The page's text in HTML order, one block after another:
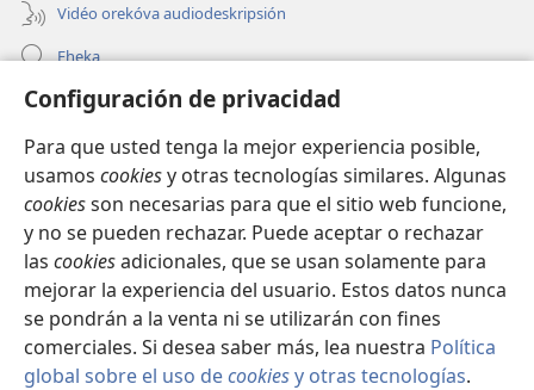
Configuración de privacidad
Para que usted tenga la mejor experiencia posible,
usamos cookiesy otras tecnologías similares. Algunas
cookiesson necesarias para que el sitio web funcione,
y no se pueden rechazar. Puede aceptar o rechazar
las cookiesadicionales, que se usan solamente para
mejorar la experiencia del usuario. Estos datos nunca
se pondrán a la venta ni se utilizarán con fines
comerciales. Si desea saber más, lea nuestra Política
global sobre el uso decookiesy otras tecnologías.
Vidéo orekóva audiodeskripsión
Eheka
Ayuda
Edona hag̃ua
(abre
nueva
ventana)
Vivliotéka oĩva Internétpe Watchtower
(abre
una
nueva
ventana)
JW Hub ®
(abre
una
nueva
ventana)